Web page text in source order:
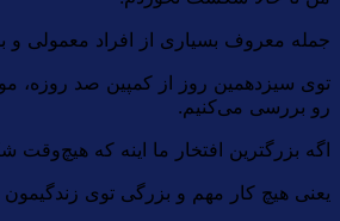
جمله معروف بسیاری از افراد معمولی و
توی سیزدهمین روز از کمپین صد روزه،
رو بررسی می‌کنیم.
اگه بزرگترین افتخار ما اینه که
یعنی هیچ کار مهم و بزرگی توی زندگیمون